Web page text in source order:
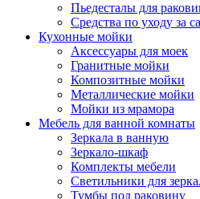
Пьедесталы для
Средства по уходу за
Кухонные мойки
Аксессуары для моек
Гранитные мойки
Композитные мойки
Металлические мойки
Мойки из мрамора
Мебель для ванной комнаты
Зеркала в ванную
Зеркало-шкаф
Комплекты мебели
Светильники для
Тумбы под раковину